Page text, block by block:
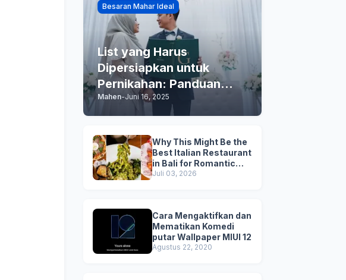
Besaran Mahar Ideal
List yang Harus
Dipersiapkan untuk
Pernikahan: Panduan
Praktis Anda
Mahen-Juni 16, 2025
Why This Might Be the
Best Italian Restaurant
in Bali for Romantic
Dinner, Family Dinner,
Juli 03, 2026
Cara Mengaktifkan dan
Mematikan Komedi
putar Wallpaper MIUI 12
Agustus 22, 2020